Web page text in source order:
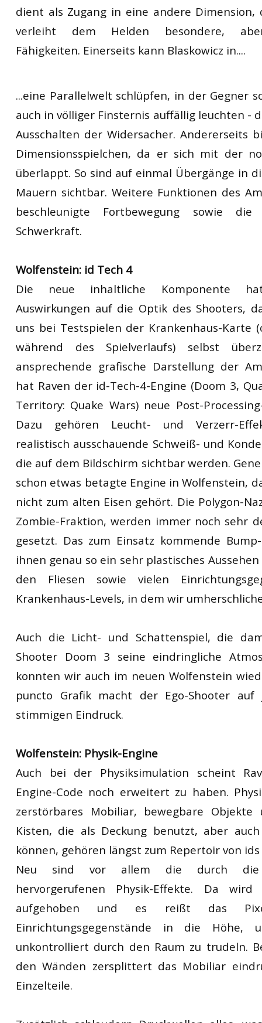
dient als Zugang in eine andere Dimension,
verleiht dem Helden besondere,
Fähigkeiten. Einerseits kann Blaskowicz in....
...eine Parallelwelt schlüpfen, in der Gegner
auch in völliger Finsternis auffällig leuchten -
Ausschalten der Widersacher. Andererseits
Dimensionsspielchen, da er sich mit der
überlappt. So sind auf einmal Übergänge in
Mauern sichtbar. Weitere Funktionen des
beschleunigte Fortbewegung sowie
Schwerkraft.
Wolfenstein: id Tech 4
Die neue inhaltliche Komponente
Auswirkungen auf die Optik des Shooters,
uns bei Testspielen der Krankenhaus-Karte
während des Spielverlaufs) selbst
ansprechende grafische Darstellung der
hat Raven der id-Tech-4-Engine (Doom 3,
Territory: Quake Wars) neue Post-
Dazu gehören Leucht- und Verzerr-
realistisch ausschauende Schweiß- und
die auf dem Bildschirm sichtbar werden.
schon etwas betagte Engine in Wolfenstein,
nicht zum alten Eisen gehört. Die Polygon-
Zombie-Fraktion, werden immer noch sehr
gesetzt. Das zum Einsatz kommende
ihnen genau so ein sehr plastisches
den Fliesen sowie vielen
Krankenhaus-Levels, in dem wir
Auch die Licht- und Schattenspiel, die
Shooter Doom 3 seine eindringliche
konnten wir auch im neuen Wolfenstein
puncto Grafik macht der Ego-Shooter
stimmigen Eindruck.
Wolfenstein: Physik-Engine
Auch bei der Physiksimulation scheint
Engine-Code noch erweitert zu haben.
zerstörbares Mobiliar, bewegbare
Kisten, die als Deckung benutzt, aber
können, gehören längst zum Repertoir von
Neu sind vor allem die durch die
hervorgerufenen Physik-Effekte. Da
aufgehoben und es reißt das
Einrichtungsgegenstände in die Höhe,
unkontrolliert durch den Raum zu trudeln.
den Wänden zersplittert das Mobiliar
Einzelteile.